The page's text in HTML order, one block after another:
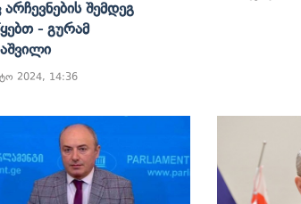
Შემდეგ
- Გურამ
2024, 14:36